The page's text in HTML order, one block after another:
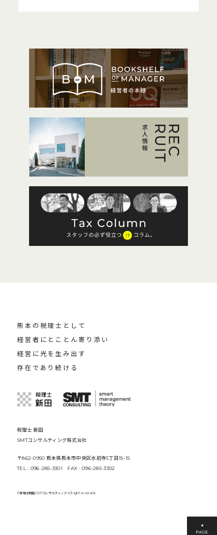
熊本の税理士として
経営者にとことん寄り添い
経営に光を生み出す
存在であり続ける
税理士 新田
SMTコンサルティング株式会社
〒862-0950 熊本県熊本市中央区水前寺5丁目15-15
TEL : 096-285-3301 FAX : 096-285-3302
©税理士新田/SMTコンサルティング All right reserved.